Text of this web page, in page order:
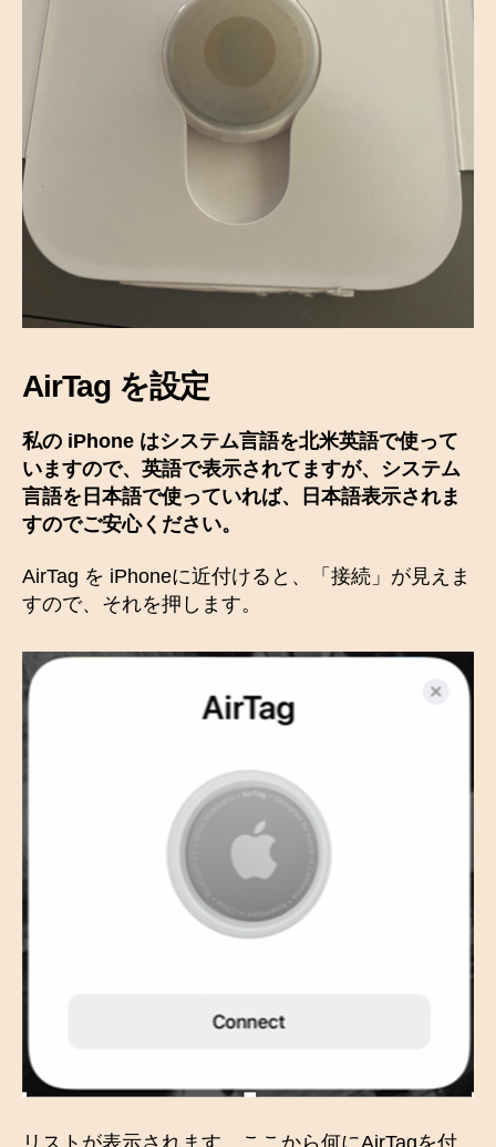
AirTag を設定
私の iPhone はシステム言語を北米英語で使って
いますので、英語で表示されてますが、システム
言語を日本語で使っていれば、日本語表示されま
すのでご安心ください。
AirTag を iPhoneに近付けると、「接続」が見えま
すので、それを押します。